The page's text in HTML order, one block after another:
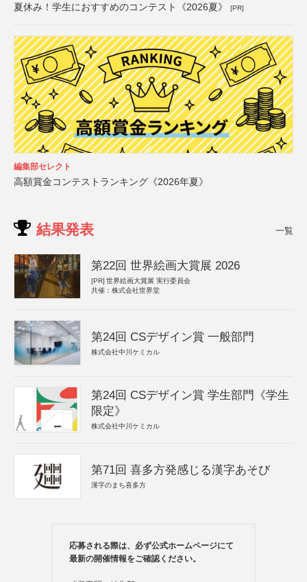
夏休み！学生におすすめのコンテスト《2026夏》 [PR]
編集部セレクト
高額賞金コンテストランキング《2026年夏》
結果発表 一覧
第22回 世界絵画大賞展 2026
[PR] 世界絵画大賞展 実行委員会
共催：株式会社世界堂
第24回 CSデザイン賞 一般部門
株式会社中川ケミカル
第24回 CSデザイン賞 学生部門《学生
限定》
株式会社中川ケミカル
第71回 喜多方発感じる漢字あそび
漢字のまち喜多方
応募される際は、必ず公式ホームページにて
最新の開催情報をご確認ください。